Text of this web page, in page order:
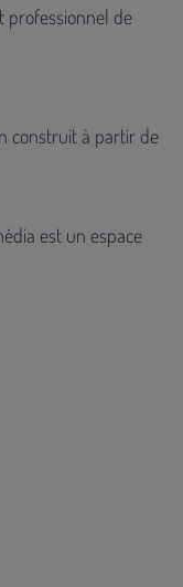
professionnel de
construit à partir de
est un espace